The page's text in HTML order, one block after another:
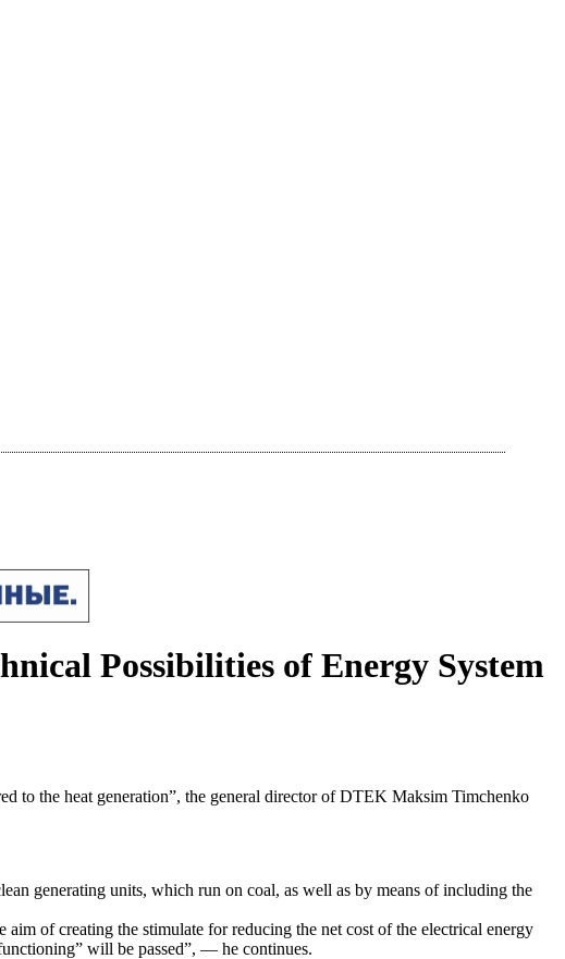
Possibilities of Energy System
to the heat generation”, the general director of DTEK Maksim Timchenko
generating units, which run on coal, as well as by means of including the
of creating the stimulate for reducing the net cost of the electrical energy
will be passed”, — he continues.